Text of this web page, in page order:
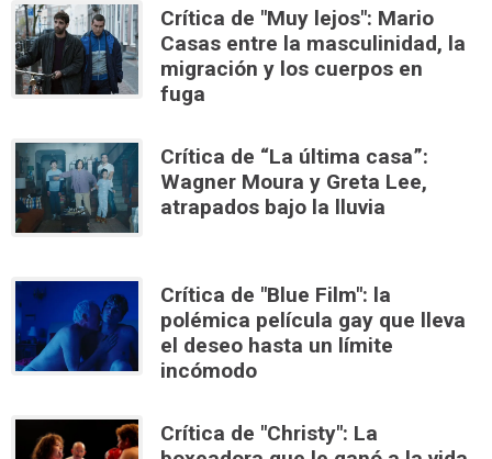
Crítica de "Muy lejos": Mario
Casas entre la masculinidad, la
migración y los cuerpos en
fuga
Crítica de “La última casa”:
Wagner Moura y Greta Lee,
atrapados bajo la lluvia
Crítica de "Blue Film": la
polémica película gay que lleva
el deseo hasta un límite
incómodo
Crítica de "Christy": La